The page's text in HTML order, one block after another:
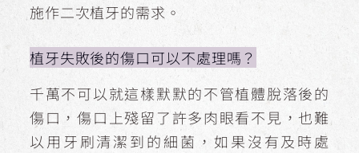
施作二次植牙的需求。
植牙失敗後的傷口可以不處理嗎？
千萬不可以就這樣默默的不管植體脫落後的
傷口，傷口上殘留了許多肉眼看不見，也難
以用牙刷清潔到的細菌，如果沒有及時處